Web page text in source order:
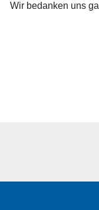
Wir bedanken uns